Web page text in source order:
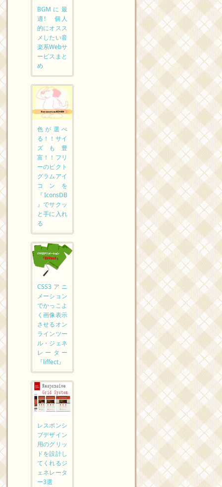
BGMに最
適! 個人
的にオスス
メしたい音
楽系Webサ
ービスまと
め
色が選べ
る！！サイ
ズも豊
富！！フリ
ーのピクト
グラムアイ
コンを
『IconsDB
』でサクッ
と手に入れ
る
CSS3アニ
メーション
でかっこよ
く画像表示
させるオン
ラインツー
ル・ジェネ
レーター
『liffect』
レスポンシ
ブデザイン
用のグリッ
ドを設計し
てくれるジ
ェネレータ
ー3選